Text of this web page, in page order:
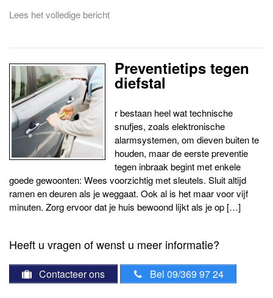
Lees het volledige bericht
Preventietips tegen
diefstal
r bestaan heel wat technische
snufjes, zoals elektronische
alarmsystemen, om dieven buiten te
houden, maar de eerste preventie
tegen inbraak begint met enkele
goede gewoonten: Wees voorzichtig met sleutels. Sluit altijd
ramen en deuren als je weggaat. Ook al is het maar voor vijf
minuten. Zorg ervoor dat je huis bewoond lijkt als je op […]
Heeft u vragen of wenst u meer informatie?
Contacteer ons Bel 09/369 97 24